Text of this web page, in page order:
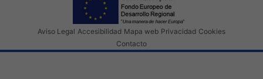
Aviso Legal Accesibilidad Mapa web Privacidad Cookies
Contacto